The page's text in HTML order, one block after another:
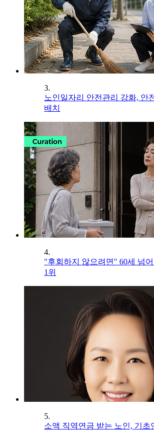
3.
노인일자리 안전관리 강화, 안
배치
4.
"후회하지 않으려면" 60세 넘
1위
5.
소액 직역연금 받는 노인, 기초